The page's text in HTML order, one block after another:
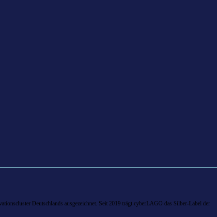
Deutschlands ausgezeichnet. Seit 2019 trägt cyberLAGO das Silber-Label der